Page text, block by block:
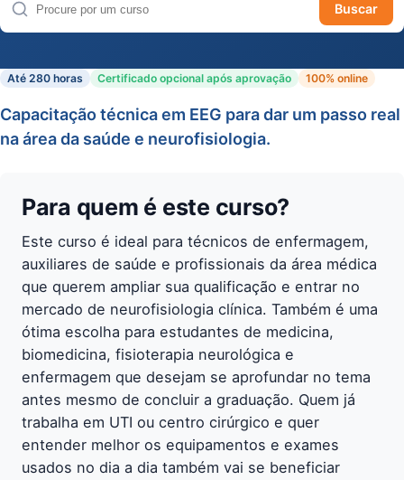
Buscar cursos
Buscar
Até 280 horas Certificado opcional após aprovação 100% online
Capacitação técnica em EEG para dar um passo real
na área da saúde e neurofisiologia.
Para quem é este curso?
Este curso é ideal para técnicos de enfermagem,
auxiliares de saúde e profissionais da área médica
que querem ampliar sua qualificação e entrar no
mercado de neurofisiologia clínica. Também é uma
ótima escolha para estudantes de medicina,
biomedicina, fisioterapia neurológica e
enfermagem que desejam se aprofundar no tema
antes mesmo de concluir a graduação. Quem já
trabalha em UTI ou centro cirúrgico e quer
entender melhor os equipamentos e exames
usados no dia a dia também vai se beneficiar